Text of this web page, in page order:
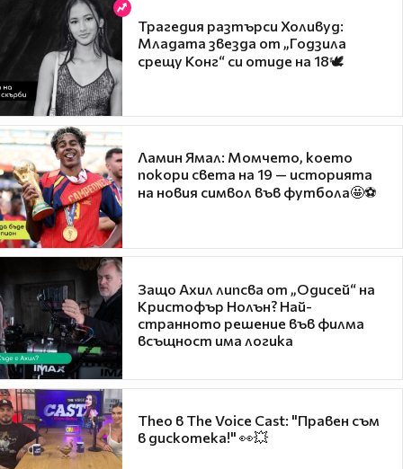
Трагедия разтърси Холивуд:
Младата звезда от „Годзила
срещу Конг“ си отиде на 18🕊️
Ламин Ямал: Момчето, което
покори света на 19 — историята
на новия символ във футбола🤩⚽
Защо Ахил липсва от „Одисей“ на
Кристофър Нолън? Най-
странното решение във филма
всъщност има логика
Theo в The Voice Cast: "Правен съм
в дискотека!" 👀💥